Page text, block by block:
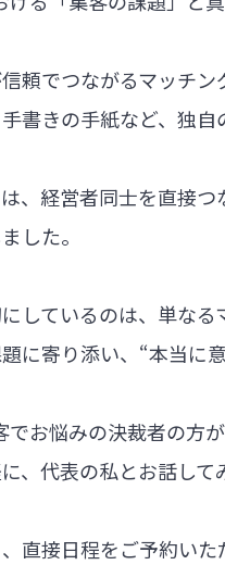
頼でつながるマッチン
書きの手紙など、独自
、経営者同士を直接
した。
しているのは、単な
に寄り添い、“本当に
お悩みの決裁者の方が
、代表の私とお話して
直接日程をご予約いた